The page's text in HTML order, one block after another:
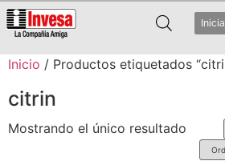
Inicio / Productos etiquetados
citrin
Mostrando el único resultado